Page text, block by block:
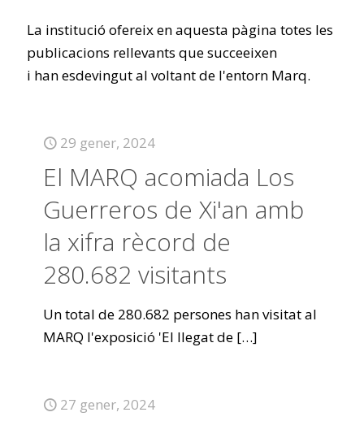
La institució ofereix en aquesta pàgina totes les
publicacions rellevants que succeeixen
i han esdevingut al voltant de l'entorn Marq.
29 gener, 2024
El MARQ acomiada Los
Guerreros de Xi'an amb
la xifra rècord de
280.682 visitants
Un total de 280.682 persones han visitat al
MARQ l'exposició 'El llegat de […]
27 gener, 2024